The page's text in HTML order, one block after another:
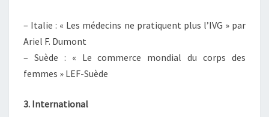
– Italie : « Les médecins ne pratiquent plus l’IVG » par
Ariel F. Dumont
– Suède : « Le commerce mondial du corps des
femmes » LEF-Suède
3. International